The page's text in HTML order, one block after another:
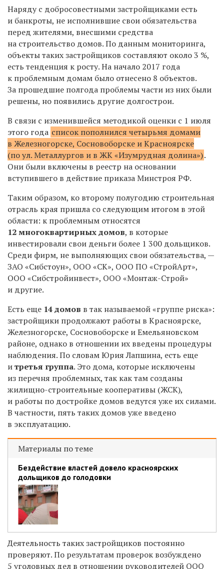
Наряду с добросовестными застройщиками есть
и банкроты, не исполнившие свои обязательства
перед жителями, внесшими средства
на строительство домов. По данным мониторинга,
объекты таких застройщиков составляют около 3 %,
есть тенденция к росту. На начало 2017 года
к проблемным домам было отнесено 8 объектов.
За прошедшие полгода проблемы части из них были
решены, но появились другие долгострои.
В связи с изменившейся методикой оценки с 1 июля
этого года список пополнился четырьмя домами
в Железногорске, Сосновоборске и Красноярске
(по ул. Металлургов и в ЖК «Изумрудная долина»).
Они были включены в реестр на основании
вступившего в действие приказа Минстроя РФ.
Таким образом, ко второму полугодию строительная
отрасль края пришла со следующим итогом в этой
области: к проблемным относятся
12 многоквартирных домов, в которые
инвестировали свои деньги более 1 300 дольщиков.
Среди фирм, не выполняющих свои обязательства, —
ЗАО «Сибстоун», ООО «СК», ООО ПО «СтройАрт»,
ООО «Сибстройинвест», ООО «Монтаж-Строй»
и другие.
Есть еще 14 домов в так называемой «группе риска»:
застройщики продолжают работы в Красноярске,
Железногорске, Сосновоборске и Емельяновском
районе, однако в отношении их введены процедуры
наблюдения. По словам Юрия Лапшина, есть еще
итретья группа. Это дома, которые исключены
из перечня проблемных, так как там созданы
жилищно-строительные кооперативы (ЖСК),
и работы по достройке домов ведутся уже их силами.
В частности, пять таких домов уже введено
в эксплуатацию.
Материалы по теме
Бездействие властей довело красноярских
дольщиков до голодовки
Деятельность таких застройщиков постоянно
проверяют. По результатам проверок возбуждено
5 уголовных дел в отношении руководителей ООО